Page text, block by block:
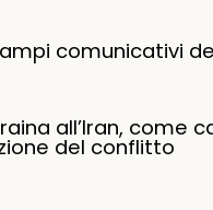
comunicativi
all’Iran, come
del conflitto